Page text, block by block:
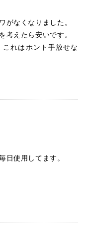
がなくなりました。
考えたら安いです。
れはホント手放せな
日使用してます。